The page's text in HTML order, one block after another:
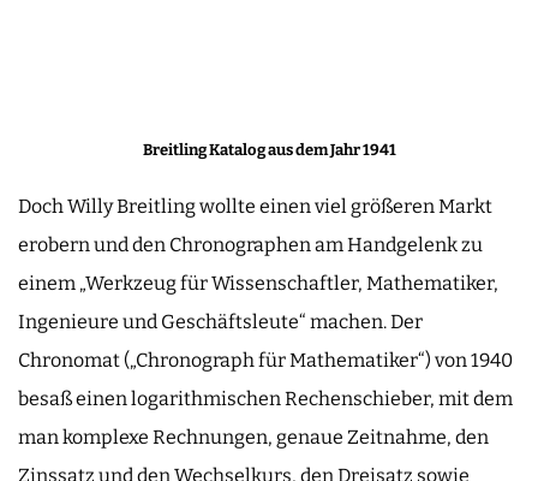
Breitling Katalog aus dem Jahr 1941
Doch Willy Breitling wollte einen viel größeren Markt
erobern und den Chronographen am Handgelenk zu
einem „Werkzeug für Wissenschaftler, Mathematiker,
Ingenieure und Geschäftsleute“ machen. Der
Chronomat („Chronograph für Mathematiker“) von 1940
besaß einen logarithmischen Rechenschieber, mit dem
man komplexe Rechnungen, genaue Zeitnahme, den
Zinssatz und den Wechselkurs, den Dreisatz sowie